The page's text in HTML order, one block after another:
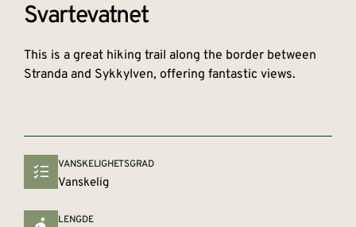
Svartevatnet
This is a great hiking trail along the border between
Stranda and Sykkylven, offering fantastic views.
VANSKELIGHETSGRAD
Vanskelig
LENGDE